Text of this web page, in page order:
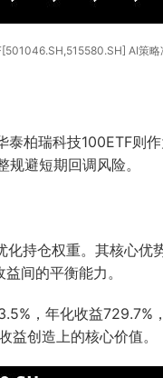
AI策略
柏瑞科技100ETF则
避短期回调风险。
持仓权重。其核心
间的平衡能力。
，年化收益
创造上的核心价值。